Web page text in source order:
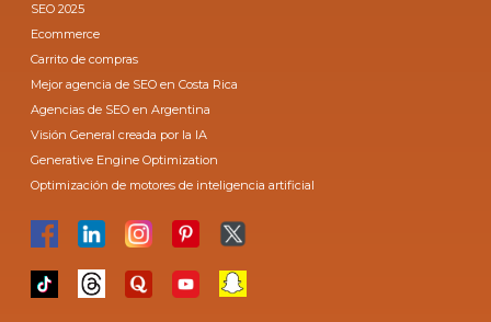
SEO 2025
Ecommerce
Carrito de compras
Mejor agencia de SEO en Costa Rica
Agencias de SEO en Argentina
Visión General creada por la IA
Generative Engine Optimization
Optimización de motores de inteligencia artificial